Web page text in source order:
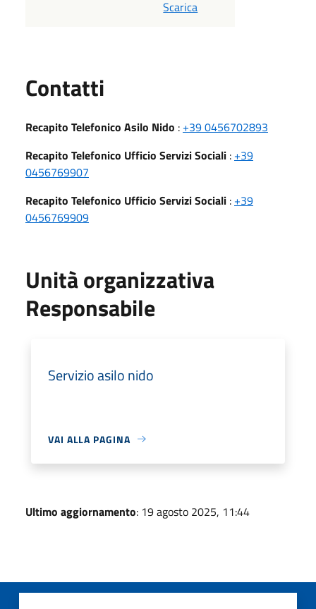
Scarica
Contatti
Recapito Telefonico Asilo Nido : +39 0456702893
Recapito Telefonico Ufficio Servizi Sociali : +39
0456769907
Recapito Telefonico Ufficio Servizi Sociali : +39
0456769909
Unità organizzativa
Responsabile
Servizio asilo nido
VAI ALLA PAGINA
Ultimo aggiornamento: 19 agosto 2025, 11:44